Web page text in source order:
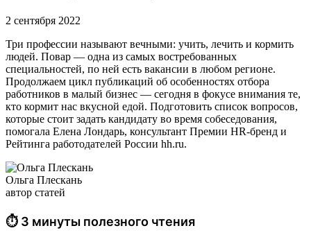
2 сентября 2022
Три профессии называют вечными: учить, лечить и кормить
людей. Повар — одна из самых востребованных
специальностей, по ней есть вакансии в любом регионе.
Продолжаем цикл публикаций об особенностях отбора
работников в малый бизнес — сегодня в фокусе внимания те,
кто кормит нас вкусной едой. Подготовить список вопросов,
которые стоит задать кандидату во время собеседования,
помогала Елена Лондарь, консультант Премии HR-бренд и
Рейтинга работодателей России hh.ru.
Ольга Плескань
автор статей
⏱ 3 минуты полезного чтения